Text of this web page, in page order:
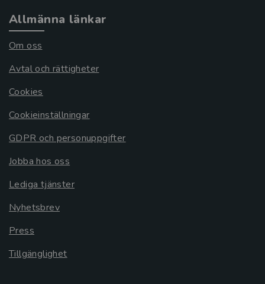
Allmänna länkar
Om oss
Avtal och rättigheter
Cookies
Cookieinställningar
GDPR och personuppgifter
Jobba hos oss
Lediga tjänster
Nyhetsbrev
Press
Tillgänglighet